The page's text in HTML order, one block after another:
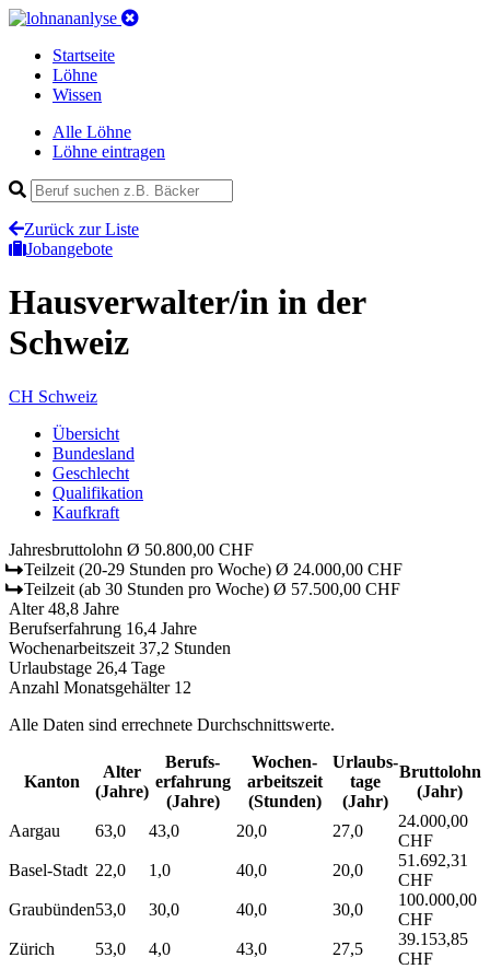
Startseite
Löhne
Wissen
Alle Löhne
Löhne eintragen
Zurück zur Liste
Jobangebote
Hausverwalter/in in der
Schweiz
CH Schweiz
Übersicht
Bundesland
Geschlecht
Qualifikation
Kaufkraft
Jahresbruttolohn Ø 50.800,00 CHF
Teilzeit (20-29 Stunden pro Woche) Ø 24.000,00 CHF
Teilzeit (ab 30 Stunden pro Woche) Ø 57.500,00 CHF
Alter 48,8 Jahre
Berufserfahrung 16,4 Jahre
Wochenarbeitszeit 37,2 Stunden
Urlaubstage 26,4 Tage
Anzahl Monatsgehälter 12
Alle Daten sind errechnete Durchschnittswerte.
Kanton
Alter
(Jahre)
Berufs­
erfahrung
(Jahre)
Wochen­
arbeitszeit
(Stunden)
Urlaubs­
tage
(Jahr)
Bruttolohn
(Jahr)
Aargau 63,0 43,0 20,0 27,0
24.000,00
CHF
Basel-Stadt 22,0 1,0 40,0 20,0
51.692,31
CHF
Graubünden53,0 30,0 40,0 30,0
100.000,00
CHF
Zürich
53,0 4,0 43,0 27,5
39.153,85
CHF